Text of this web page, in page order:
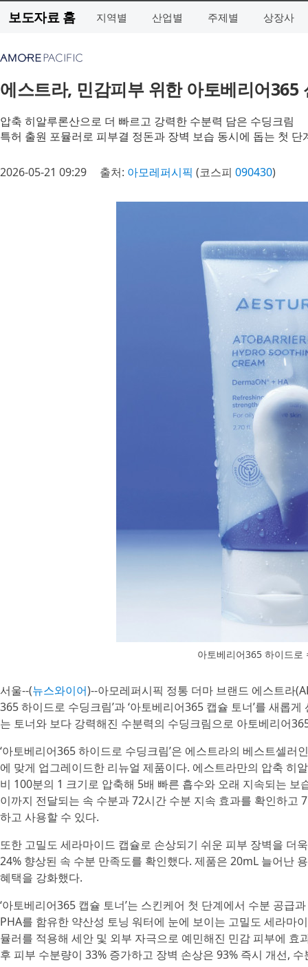
보도자료 홈 지역별 산업별 주제별 상장사
에스트라, 민감피부 위한 아토베리어365
압축 히알루론산으로 더 빠르고 강력한 수분력 담은 수딩크림
특허 출원 포뮬러로 피부결 정돈과 장벽 보습 동시에 돕는 첫 단
2026-05-21 09:29 출처: 아모레퍼시픽 (코스피 090430)
아토베리어365 하이드로
서울--(뉴스와이어)--아모레퍼시픽 정통 더마 브랜드 에스트라
365 하이드로 수딩크림’과 ‘아토베리어365 캡슐 토너’를 새롭
는 토너와 보다 강력해진 수분력의 수딩크림으로 아토베리어
‘아토베리어365 하이드로 수딩크림’은 에스트라의 베스트셀
에 맞게 업그레이드한 리뉴얼 제품이다. 에스트라만의 압축 히
비 100분의 1 크기로 압축해 5배 빠른 흡수와 오래 지속되는
이까지 전달되는 속 수분과 72시간 수분 지속 효과를 확인하고
하고 사용할 수 있다.
또한 고밀도 세라마이드 캡슐로 손상되기 쉬운 피부 장벽을 더
24% 향상된 속 수분 만족도를 확인했다. 제품은 20mL 늘어난
혜택을 강화했다.
‘아토베리어365 캡슐 토너’는 스킨케어 첫 단계에서 수분 공급
PHA를 함유한 약산성 토닝 워터에 눈에 보이는 고밀도 세라마
뮬러를 적용해 세안 및 외부 자극으로 예민해진 민감 피부에
후 피부 수분량이 33% 증가하고 장벽 손상은 93% 즉시 개선,